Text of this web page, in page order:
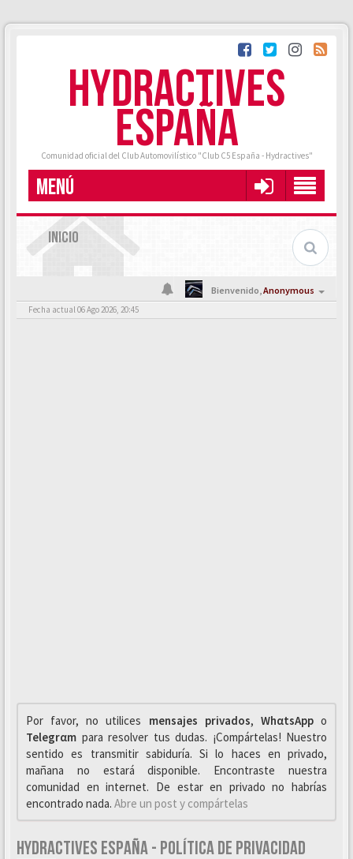
HYDRACTIVES
ESPAÑA
Comunidad oficial del Club Automovilístico "Club C5 España - Hydractives"
MENÚ
INICIO
Bienvenido,Anonymous
Fecha actual 06 Ago 2026, 20:45
Por favor, no utilices mensajes privados, WhαtsAppo
Telegrαm para resolver tus dudas. ¡Compártelas! Nuestro
sentido es transmitir sabiduría. Si lo haces en privado,
mañana no estará disponible. Encontraste nuestra
comunidad en internet. De estar en privado no habrías
encontrado nada. Abre un post y compártelas
HYDRACTIVES ESPAÑA - POLÍTICA DE PRIVACIDAD